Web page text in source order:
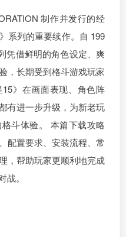
制作并发行的经
系列的重要续作。自 199
凭借鲜明的角色设定、爽
，长期受到格斗游戏玩家
》在画面表现、角色阵
有进一步升级，为新老玩
斗体验。 本篇下载攻略
配置要求、安装流程、常
，帮助玩家更顺利地完成
。